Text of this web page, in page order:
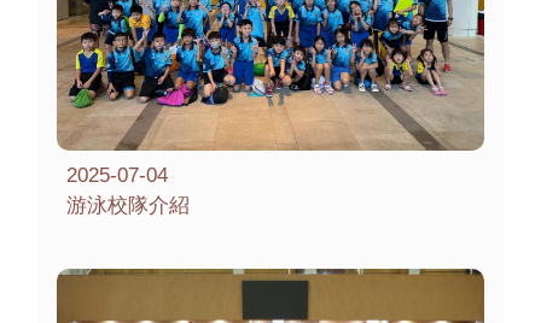
2025-07-04
游泳校隊介紹